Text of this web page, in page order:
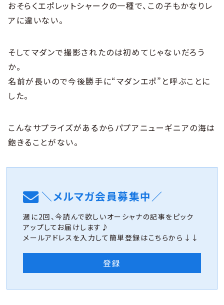
おそらくエポレットシャークの一種で、この子もかなりレ
アに違いない。
そしてマダンで撮影されたのは初めてじゃないだろう
か。
名前が長いので今後勝手に“マダンエポ”と呼ぶことに
した。
こんなサプライズがあるからパプアニューギニアの海は
飽きることがない。
＼メルマガ会員募集中／
週に2回、今読んで欲しいオーシャナの記事をピック
アップしてお届けします♪
メールアドレスを入力して簡単登録はこちらから↓↓
登録